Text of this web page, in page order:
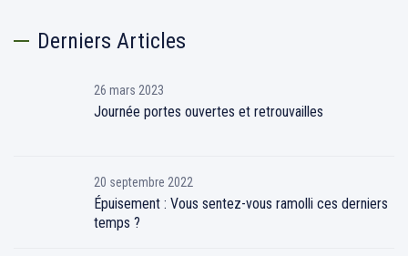
Derniers Articles
26 mars 2023
Journée portes ouvertes et retrouvailles
20 septembre 2022
Épuisement : Vous sentez-vous ramolli ces derniers
temps ?